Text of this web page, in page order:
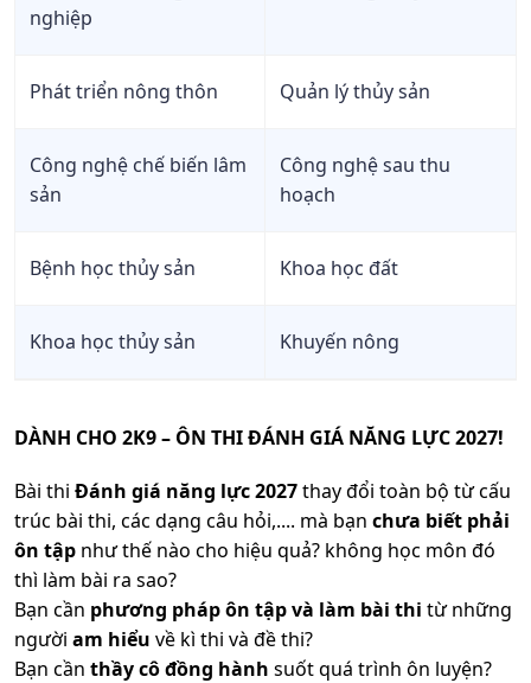
nghiệp
Phát triển nông thôn Quản lý thủy sản
Công nghệ chế biến lâm
sản
Công nghệ sau thu
hoạch
Bệnh học thủy sản Khoa học đất
Khoa học thủy sản Khuyến nông
DÀNH CHO 2K9 – ÔN THI ĐÁNH GIÁ NĂNG LỰC 2027!
Bài thi Đánh giá năng lực 2027thay đổi toàn bộ từ cấu
trúc bài thi, các dạng câu hỏi,.... mà bạn chưa biết phải
ôn tập như thế nào cho hiệu quả? không học môn đó
thì làm bài ra sao?
Bạn cần phương pháp ôn tập và làm bài thi từ những
người am hiểu về kì thi và đề thi?
Bạn cần thầy cô đồng hành suốt quá trình ôn luyện?